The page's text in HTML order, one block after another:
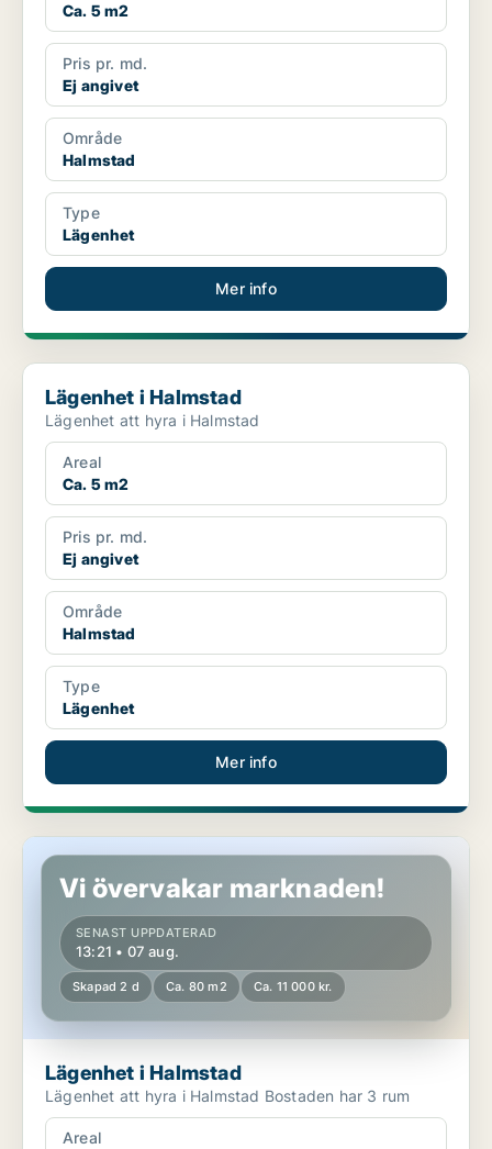
Ca. 5 m2
Pris pr. md.
Ej angivet
Område
Halmstad
Type
Lägenhet
Mer info
Lägenhet i Halmstad
Lägenhet i Halmstad
Lägenhet att hyra i Halmstad
Areal
Ca. 5 m2
Pris pr. md.
Ej angivet
Område
Halmstad
Type
Lägenhet
Mer info
Lägenhet i Halmstad
Vi övervakar marknaden!
SENAST UPPDATERAD
13:21 • 07 aug.
Skapad 2 d Ca. 80 m2 Ca. 11 000 kr.
Lägenhet i Halmstad
Lägenhet att hyra i Halmstad Bostaden har 3 rum
Areal